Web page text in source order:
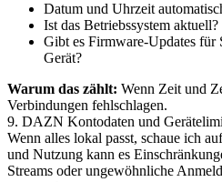
Datum und Uhrzeit
Ist das Betriebssystem aktuell?
Gibt es Firmware-Updates für
Gerät?
Warum das zählt: Wenn Zeit und
Verbindungen fehlschlagen.
9. DAZN Kontodaten und
Wenn alles lokal passt, schaue ich
und Nutzung kann es
Streams oder ungewöhnliche